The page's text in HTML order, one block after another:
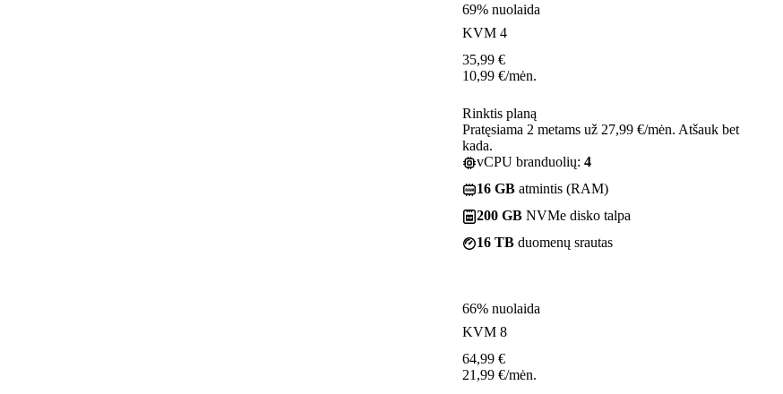
69% nuolaida
KVM 4
35,99 €
10,99 €/mėn.
Rinktis planą
Pratęsiama 2 metams už 27,99 €/mėn. Atšauk bet
kada.
vCPU branduolių: 4
16 GB atmintis (RAM)
200 GB NVMe disko talpa
16 TB duomenų srautas
66% nuolaida
KVM 8
64,99 €
21,99 €/mėn.